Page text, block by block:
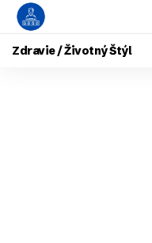
Zdravie / Životný Štýl